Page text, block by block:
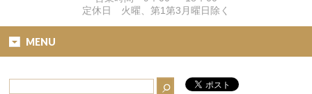
定休日 火曜、第1第3月曜日除く
MENU